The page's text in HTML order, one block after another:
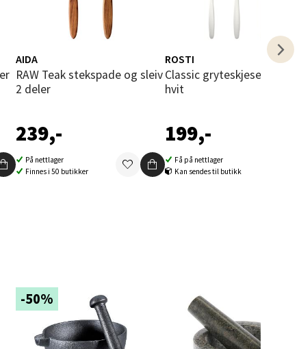
AIDA
RAW Teak stekspade og sleiv
2 deler
239,-
På nettlager
Finnes i 50 butikker
ROSTI
Classic gryteskjesett 3 deler
hvit
199,-
Få på nettlager
Kan sendes til butikk
-50%